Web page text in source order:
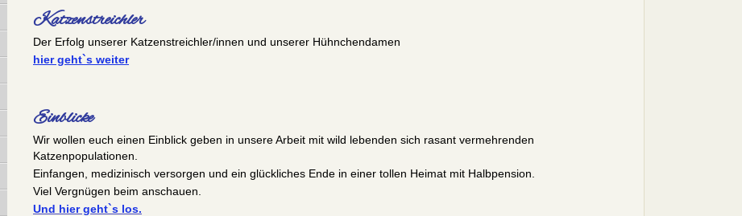
Katzenstreichler
Der Erfolg unserer Katzenstreichler/innen und unserer Hühnchendamen
hier geht`s weiter
Einblicke
Wir wollen euch einen Einblick geben in unsere Arbeit mit wild lebenden sich rasant vermehrenden
Katzenpopulationen.
Einfangen, medizinisch versorgen und ein glückliches Ende in einer tollen Heimat mit Halbpension.
Viel Vergnügen beim anschauen.
Und hier geht`s los.